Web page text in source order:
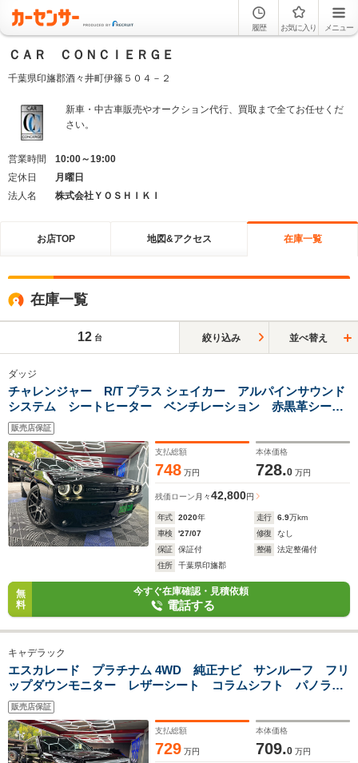
履歴 お気に入り メニュー
ＣＡＲ ＣＯＮＣＩＥＲＧＥ
千葉県印旛郡酒々井町伊篠５０４－２
新車・中古車販売やオークション代行、買取まで全てお任せくだ
さい。
営業時間
10:00～19:00
定休日
月曜日
法人名
株式会社ＹＯＳＨＩＫＩ
お店TOP 地図&アクセス 在庫一覧
在庫一覧
12 台 絞り込み 並べ替え
ダッジ
チャレンジャー R/T プラス シェイカー アルパインサウンド
システム シートヒーター ベンチレーション 赤黒革シー
ト 20インチアルミホイール 加速走行騒音試験結果成績表
Bカメラ アダプティブクルーズコントロール
販売店保証
支払総額
748 万円
本体価格
728.0 万円
残価ローン 月々42,800円
年式 2020年 走行 6.9万km
車検
'27/07 修復
なし
保証
保証付 整備
法定整備付
住所
千葉県印旛郡
無
料
今すぐ在庫確認・見積依頼
電話する
キャデラック
エスカレード プラチナム 4WD 純正ナビ サンルーフ フリ
ップダウンモニター レザーシート コラムシフト パノラミ
ックビューモニター 純正22インチAW シートバックデュア
ルモニター シートヒーター ベンチレーション 4WD
販売店保証
支払総額
729 万円
本体価格
709.0 万円